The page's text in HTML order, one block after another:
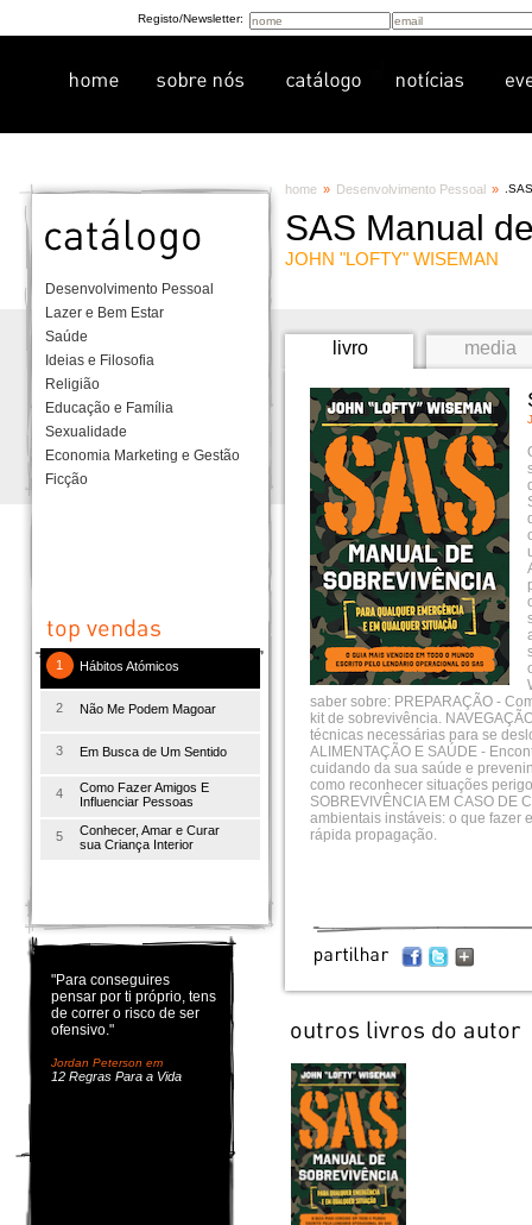
Registo/Newsletter:
Desenvolvimento Pessoal
Lazer e Bem Estar
Saúde
Ideias e Filosofia
Religião
Educação e Família
Sexualidade
Economia Marketing e Gestão
Ficção
1 Hábitos Atómicos
2 Não Me Podem Magoar
3 Em Busca de Um Sentido
4
Como Fazer Amigos E
Influenciar Pessoas
5
Conhecer, Amar e Curar
sua Criança Interior
"Para conseguires
pensar por ti próprio, tens
de correr o risco de ser
ofensivo."
Jordan Peterson em
12 Regras Para a Vida
home » Desenvolvimento Pessoal »
SAS Manual
JOHN "LOFTY" WISEMAN
livro media
saber sobre: PREPARAÇÃO -
kit de sobrevivência.
técnicas necessárias para se
ALIMENTAÇÃO E SAÚDE -
cuidando da sua saúde e
como reconhecer situações
SOBREVIVÊNCIA EM CASO DE
ambientais instáveis: o que fazer
rápida propagação.